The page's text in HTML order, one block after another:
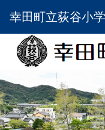
幸田町立荻谷小